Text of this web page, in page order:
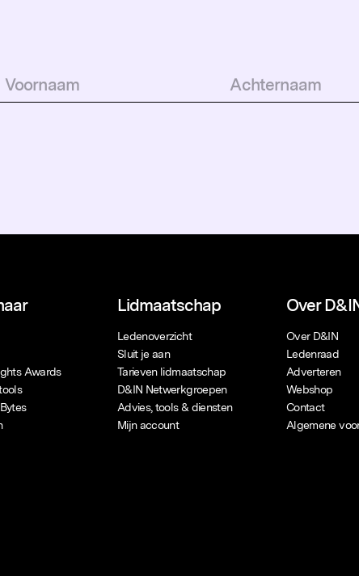
Awards
Lidmaatschap
Ledenoverzicht
Sluit je aan
Tarieven lidmaatschap
D&IN Netwerkgroepen
Advies, tools & diensten
Mijn account
Over
Over D&IN
Ledenraad
Adverteren
Webshop
Contact
Algemene